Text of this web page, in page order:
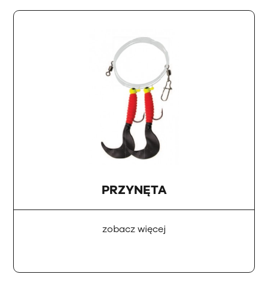
PRZYNĘTA
zobacz więcej